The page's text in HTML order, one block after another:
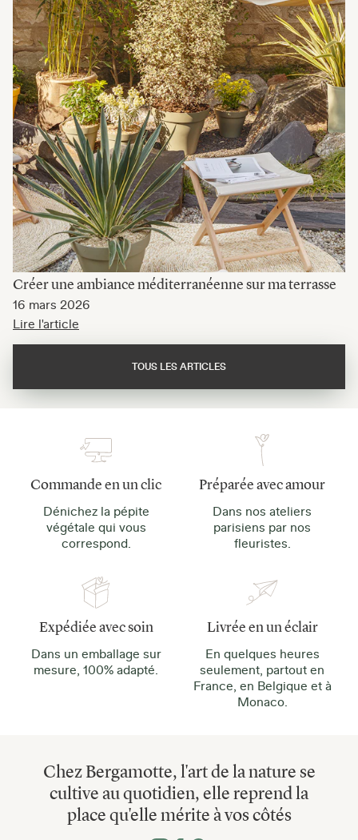
Créer une ambiance méditerranéenne sur ma terrasse
16 mars 2026
Lire l'article
TOUS LES ARTICLES
Commande en un clic
Dénichez la pépite
végétale qui vous
correspond.
Préparée avec amour
Dans nos ateliers
parisiens par nos
fleuristes.
Expédiée avec soin
Dans un emballage sur
mesure, 100% adapté.
Livrée en un éclair
En quelques heures
seulement, partout en
France, en Belgique et à
Monaco.
Chez Bergamotte, l'art de la nature se
cultive au quotidien, elle reprend la
place qu'elle mérite à vos côtés